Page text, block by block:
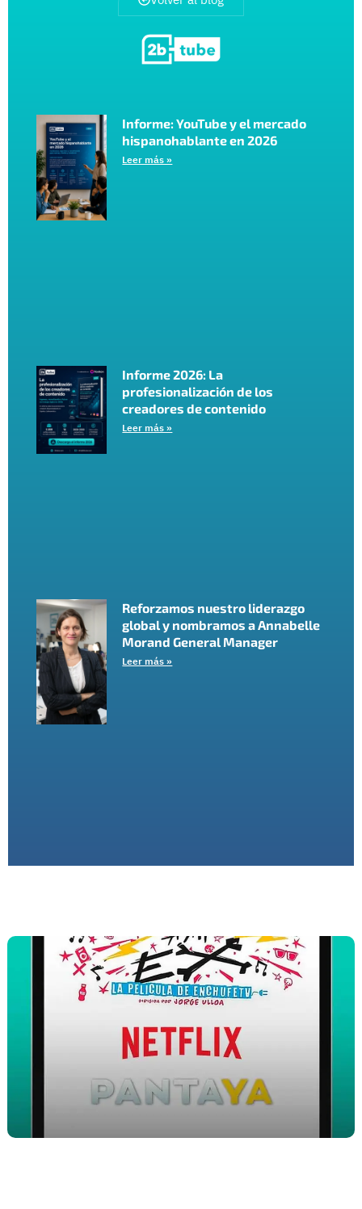
Informe: YouTube y el mercado
hispanohablante en 2026
Leer más »
Informe 2026: La
profesionalización de los
creadores de contenido
Leer más »
Reforzamos nuestro liderazgo
global y nombramos a Annabelle
Morand General Manager
Leer más »